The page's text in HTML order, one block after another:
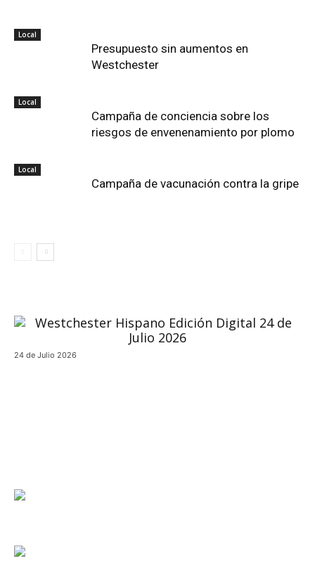
Local
Presupuesto sin aumentos en
Westchester
Local
Campaña de conciencia sobre los
riesgos de envenenamiento por plomo
Local
Campaña de vacunación contra la gripe
24 de Julio 2026